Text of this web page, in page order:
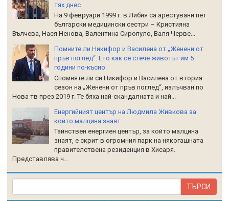
тях днес
На 9 февруари 1999 г. в Либия са арестувани пет
български медицински сестри – Кристияна
Вълчева, Нася Ненова, Валентина Сиропуло, Валя Черве...
Помните ли Никифор и Василена от „Женени от
пръв поглед“. Ето как се стече животът им 5
години по-късно
Спомняте ли си Никифор и Василена от втория
сезон на „Женени от пръв поглед“, излъчван по
Нова тв през 2019 г. Те бяха най-скандалната и най...
Енергийният център на Людмила Живкова за
който малцина знаят
Тайнствен енергиен център, за който малцина
знаят, е скрит в огромния парк на някогашната
правителствена резиденция в Хисаря.
Представлява ч...